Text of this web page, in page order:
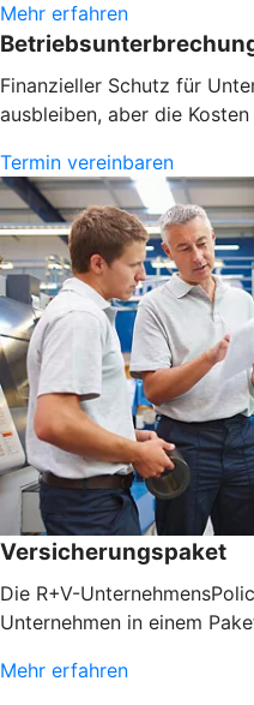
Mehr erfahren
Finanzieller Schutz für
ausbleiben, aber die
Termin vereinbaren
Versicherungspaket
Die R+V-
Unternehmen in einem
Mehr erfahren